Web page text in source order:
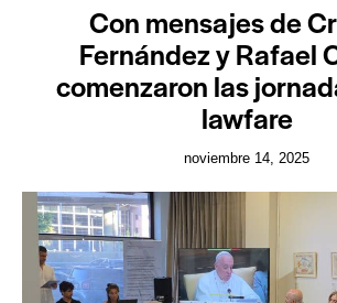
Con mensajes de
Fernández y Rafael
comenzaron las
lawfare
noviembre 14, 2025